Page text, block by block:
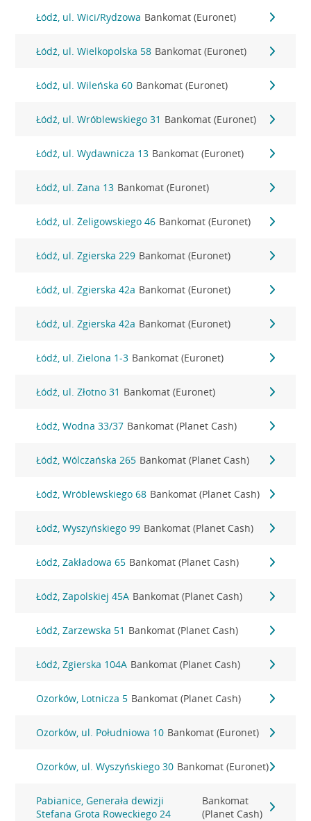
Łódź, ul. Wici/Rydzowa Bankomat (Euronet)
Łódź, ul. Wielkopolska 58 Bankomat (Euronet)
Łódź, ul. Wileńska 60 Bankomat (Euronet)
Łódź, ul. Wróblewskiego 31 Bankomat (Euronet)
Łódź, ul. Wydawnicza 13 Bankomat (Euronet)
Łódź, ul. Zana 13 Bankomat (Euronet)
Łódź, ul. Żeligowskiego 46 Bankomat (Euronet)
Łódź, ul. Zgierska 229 Bankomat (Euronet)
Łódź, ul. Zgierska 42a Bankomat (Euronet)
Łódź, ul. Zgierska 42a Bankomat (Euronet)
Łódź, ul. Zielona 1-3 Bankomat (Euronet)
Łódź, ul. Złotno 31 Bankomat (Euronet)
Łódź, Wodna 33/37 Bankomat (Planet Cash)
Łódź, Wólczańska 265 Bankomat (Planet Cash)
Łódź, Wróblewskiego 68 Bankomat (Planet Cash)
Łódź, Wyszyńskiego 99 Bankomat (Planet Cash)
Łódź, Zakładowa 65 Bankomat (Planet Cash)
Łódź, Zapolskiej 45A Bankomat (Planet Cash)
Łódź, Zarzewska 51 Bankomat (Planet Cash)
Łódź, Zgierska 104A Bankomat (Planet Cash)
Ozorków, Lotnicza 5 Bankomat (Planet Cash)
Ozorków, ul. Południowa 10 Bankomat (Euronet)
Ozorków, ul. Wyszyńskiego 30 Bankomat (Euronet)
Pabianice, Generała dewizji
Stefana Grota Roweckiego 24
Bankomat
(Planet Cash)